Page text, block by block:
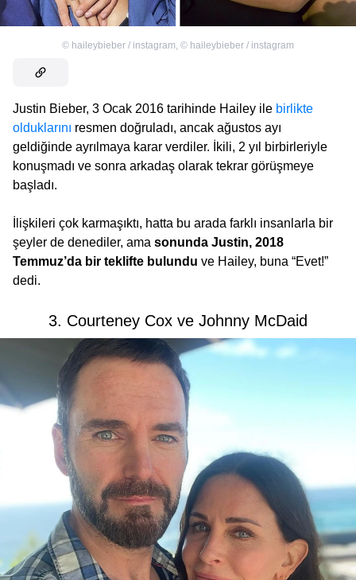
© haileybieber / instagram, © haileybieber / instagram
Justin Bieber, 3 Ocak 2016 tarihinde Hailey ile birlikte
olduklarını resmen doğruladı, ancak ağustos ayı
geldiğinde ayrılmaya karar verdiler. İkili, 2 yıl birbirleriyle
konuşmadı ve sonra arkadaş olarak tekrar görüşmeye
başladı.
İlişkileri çok karmaşıktı, hatta bu arada farklı insanlarla bir
şeyler de denediler, ama sonunda Justin, 2018
Temmuz’da bir teklifte bulundu ve Hailey, buna “Evet!”
dedi.
3. Courteney Cox ve Johnny McDaid